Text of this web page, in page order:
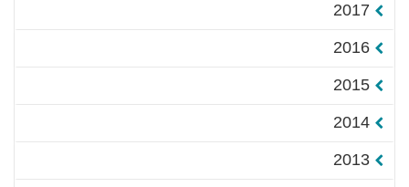
2017
2016
2015
2014
2013